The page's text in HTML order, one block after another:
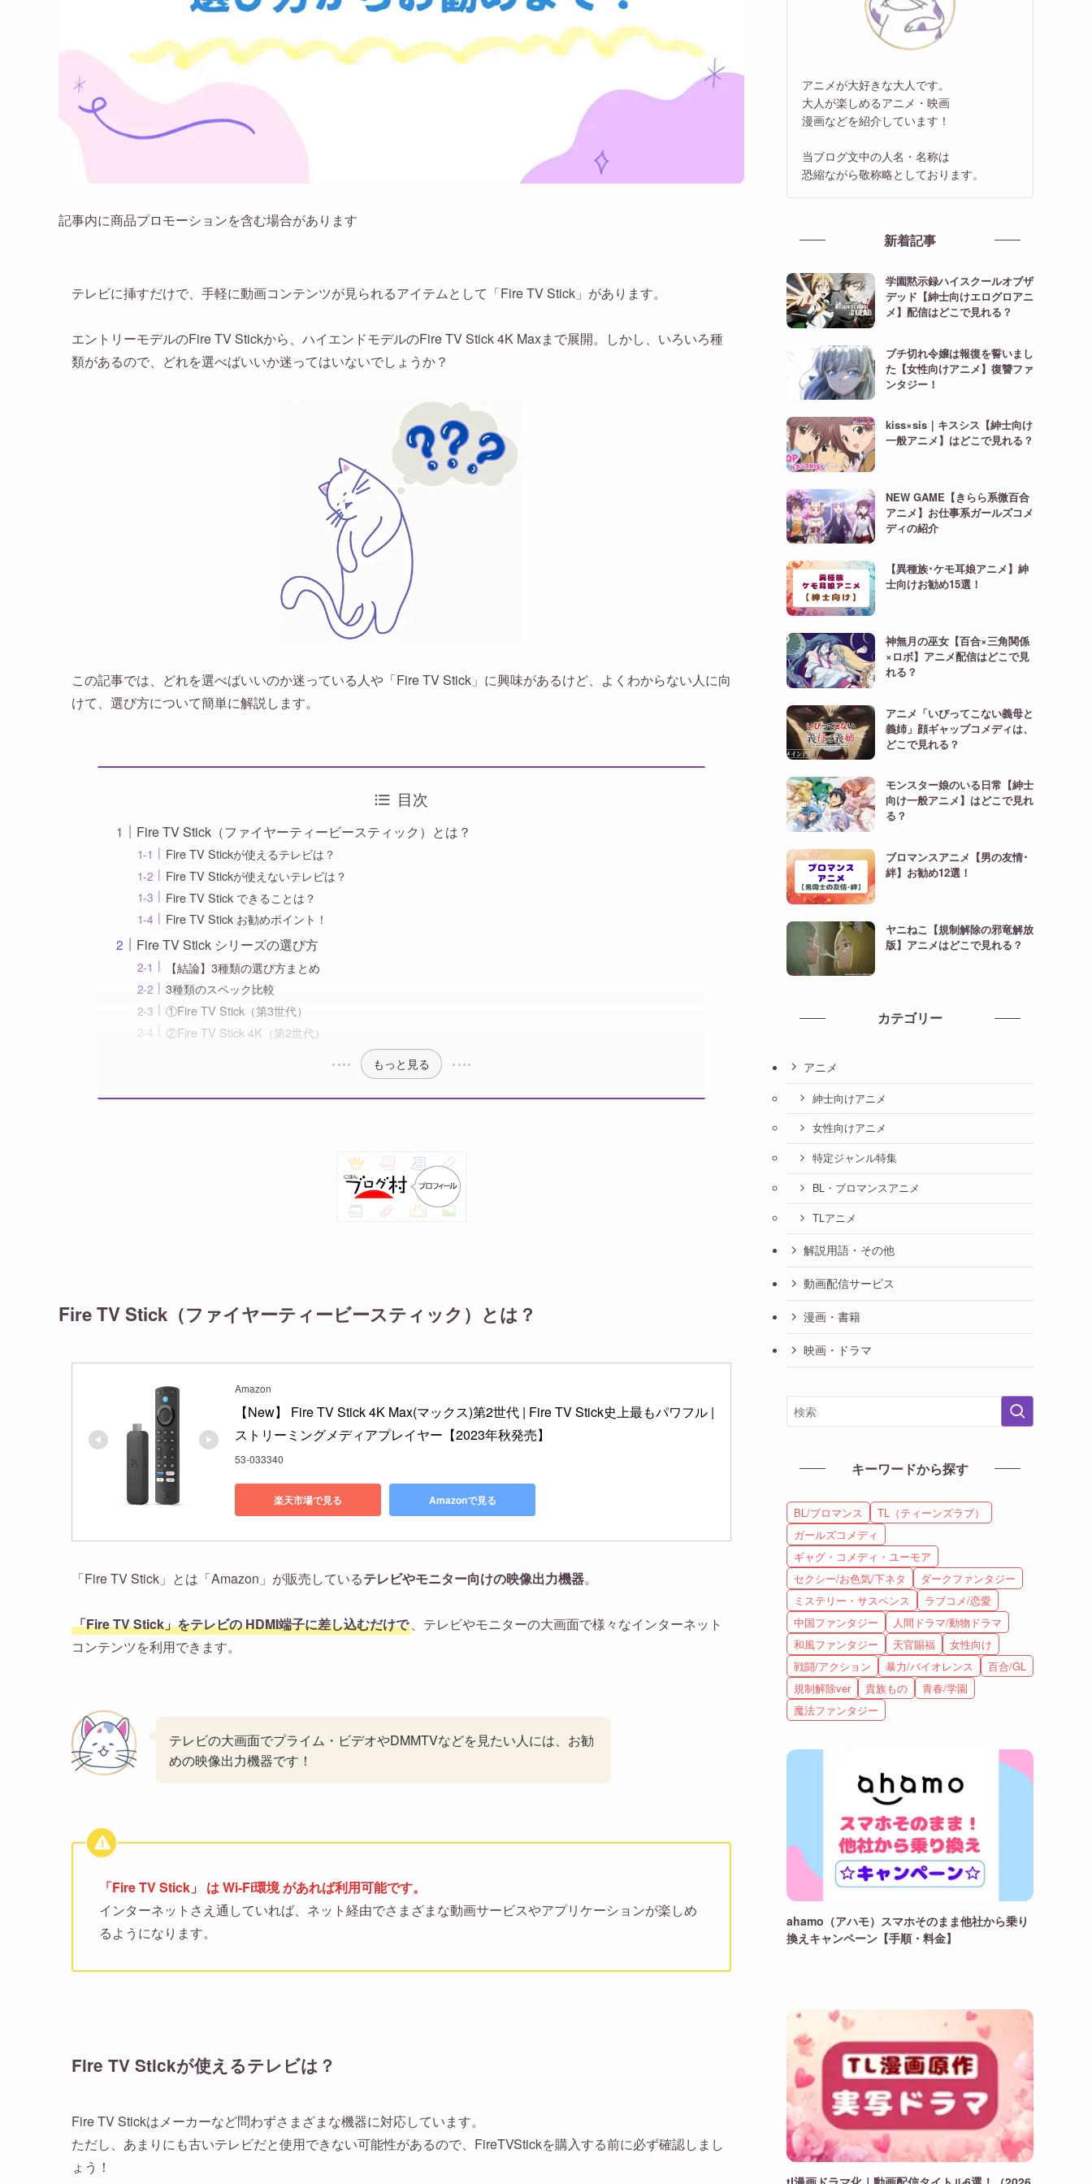
記事内に商品プロモーションを含む場合があります
テレビに挿すだけで、手軽に動画コンテンツが見られるアイテムとして「Fire TV Stick」があります。
エントリーモデルのFire TV Stickから、ハイエンドモデルのFire TV Stick 4K Maxまで展開。しかし、いろいろ種
類があるので、どれを選べばいいか迷ってはいないでしょうか？
この記事では、どれを選べばいいのか迷っている人や「Fire TV Stick」に興味があるけど、よくわからない人に向
けて、選び方について簡単に解説します。
目次
Fire TV Stick（ファイヤーティービースティック）とは？
Fire TV Stickが使えるテレビは？
Fire TV Stickが使えないテレビは？
Fire TV Stick できることは？
Fire TV Stick お勧めポイント！
Fire TV Stick シリーズの選び方
【結論】3種類の選び方まとめ
3種類のスペック比較
①Fire TV Stick（第3世代）
②Fire TV Stick 4K（第2世代）
もっと見る
Fire TV Stick（ファイヤーティービースティック）とは？
Amazon
【New】 Fire TV Stick 4K Max(マックス)第2世代 | Fire TV Stick史上最もパワフル |
ストリーミングメディアプレイヤー【2023年秋発売】
53-033340
楽天市場で見る Amazonで見る
「Fire TV Stick」とは「Amazon」が販売しているテレビやモニター向けの映像出力機器。
「Fire TV Stick」をテレビの HDMI端子に差し込むだけで、テレビやモニターの大画面で様々なインターネット
コンテンツを利用できます。
テレビの大画面でプライム・ビデオやDMMTVなどを見たい人には、お勧
めの映像出力機器です！
「Fire TV Stick」 は Wi-Fi環境 があれば利用可能です。
インターネットさえ通していれば、ネット経由でさまざまな動画サービスやアプリケーションが楽しめ
るようになります。
Fire TV Stickが使えるテレビは？
Fire TV Stickはメーカーなど問わずさまざまな機器に対応しています。
ただし、あまりにも古いテレビだと使用できない可能性があるので、FireTVStickを購入する前に必ず確認しまし
ょう！
アニメが大好きな大人です。
大人が楽しめるアニメ・映画
漫画などを紹介しています！
当ブログ文中の人名・名称は
恐縮ながら敬称略としております。
新着記事
学園黙示録ハイスクールオブザ
デッド【紳士向けエログロアニ
メ】配信はどこで見れる？
ブチ切れ令嬢は報復を誓いまし
た【女性向けアニメ】復讐ファ
ンタジー！
kiss×sis｜キスシス【紳士向け
一般アニメ】はどこで見れる？
NEW GAME【きらら系微百合
アニメ】お仕事系ガールズコメ
ディの紹介
【異種族･ケモ耳娘アニメ】紳
士向けお勧め15選！
神無月の巫女【百合×三角関係
×ロボ】アニメ配信はどこで見
れる？
アニメ「いびってこない義母と
義姉」顔ギャップコメディは、
どこで見れる？
モンスター娘のいる日常【紳士
向け一般アニメ】はどこで見れ
る？
ブロマンスアニメ【男の友情･
絆】お勧め12選！
ヤニねこ【規制解除の邪竜解放
版】アニメはどこで見れる？
カテゴリー
アニメ
紳士向けアニメ
女性向けアニメ
特定ジャンル特集
BL・ブロマンスアニメ
TLアニメ
解説用語・その他
動画配信サービス
漫画・書籍
映画・ドラマ
キーワードから探す
BL/ブロマンス
TL（ティーンズラブ）
ガールズコメディ
ギャグ・コメディ・ユーモア
セクシー/お色気/下ネタ
ダークファンタジー
ミステリー・サスペンス
ラブコメ/恋愛
中国ファンタジー
人間ドラマ/動物ドラマ
和風ファンタジー
天官賜福
女性向け
戦闘/アクション
暴力/バイオレンス
百合/GL
規制解除ver
貴族もの
青春/学園
魔法ファンタジー
ahamo（アハモ）スマホそのまま他社から乗り
換えキャンペーン【手順・料金】